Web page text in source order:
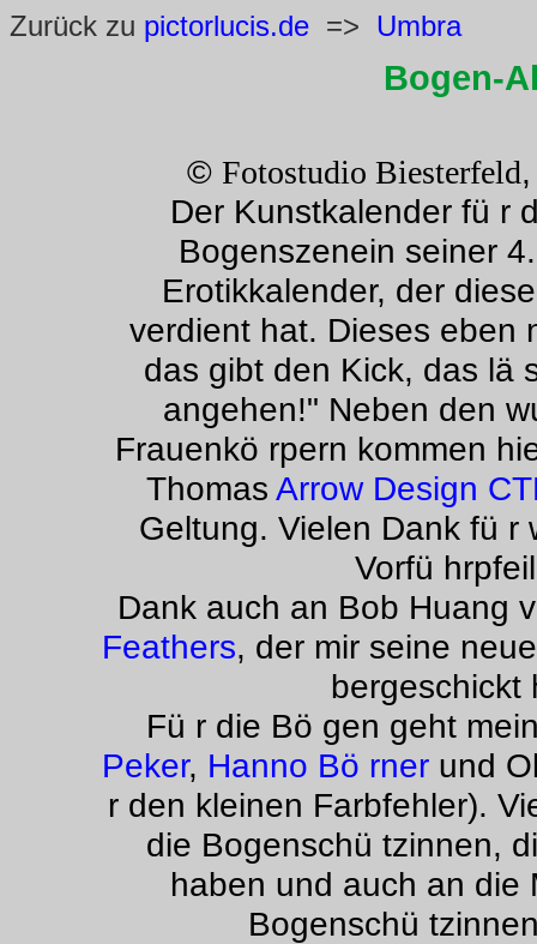
Zurück zu pictorlucis.de => Umbra
Bogen-
© Fotostudio Biesterfeld
Der Kunstkalender fü r
Bogenszenein seiner
Erotikkalender, der
verdient hat. Dieses eben
das gibt den Kick, das lä
angehen!" Neben den
Frauenkö rpern kommen
Thomas Arrow Design
Geltung. Vielen Dank fü r
Vorfü
Dank auch an Bob Huang
Feathers, der mir seine
bergeschickt
Fü r die Bö gen geht
Peker, Hanno Bö rner und
r den kleinen Farbfehler).
die Bogenschü tzinnen,
haben und auch an die
Bogenschü